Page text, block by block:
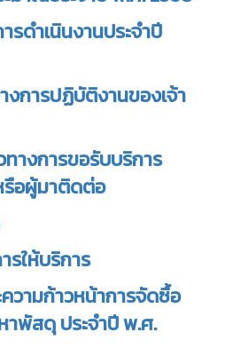
รดำเนินงานประจำปี
งการปฏิบัติงานของเจ้า
างการขอรับบริการ
รือผู้มาติดต่อ
ให้บริการ
วามก้าวหน้าการจัดซื้อ
พัสดุ ประจำปี พ.ศ.